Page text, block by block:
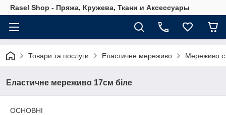
Rasel Shop - Пряжа, Кружева, Ткани и Аксессуары
Товари та послуги Еластичне мереживо Мереживо
Еластичне мереживо 17см біле
ОСНОВНІ